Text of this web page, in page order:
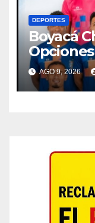
DEPORTES
Boyacá
Crisis en
AGO 9, 2026